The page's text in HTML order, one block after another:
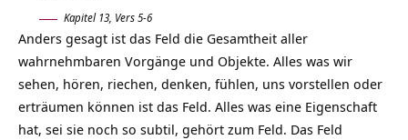
Kapitel 13, Vers 5-6
Anders gesagt ist das Feld die Gesamtheit aller
wahrnehmbaren Vorgänge und Objekte. Alles was wir
sehen, hören, riechen, denken, fühlen, uns vorstellen oder
erträumen können ist das Feld. Alles was eine Eigenschaft
hat, sei sie noch so subtil, gehört zum Feld. Das Feld